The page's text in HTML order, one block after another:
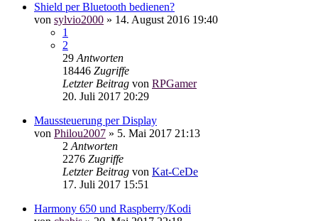
Shield per Bluetooth bedienen?
von sylvio2000 » 14. August 2016 19:40
1
2
29 Antworten
18446 Zugriffe
Letzter Beitrag von RPGamer
20. Juli 2017 20:29
Maussteuerung per Display
von Philou2007 » 5. Mai 2017 21:13
2 Antworten
2276 Zugriffe
Letzter Beitrag von Kat-CeDe
17. Juli 2017 15:51
Harmony 650 und Raspberry/Kodi